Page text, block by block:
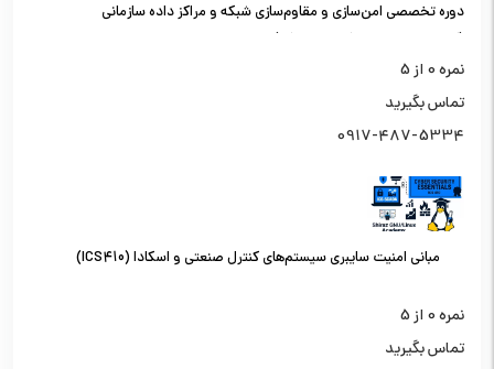
دوره تخصصی امن‌سازی و مقاوم‌سازی شبکه و مراکز داده سازمانی
(کارشناس امنیت شبکه سطح یک)
نمره0 از 5
تماس بگیرید
0917-487-5334
مبانی امنیت سایبری سیستم‌های کنترل صنعتی و اسکادا (ICS410)
نمره0 از 5
تماس بگیرید